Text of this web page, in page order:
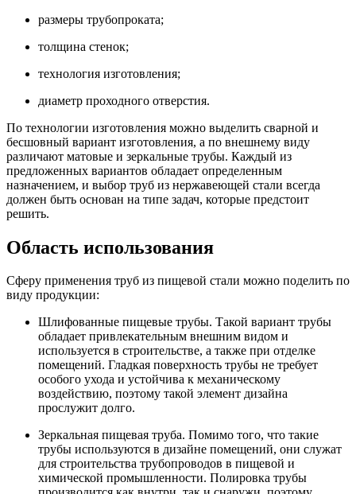
размеры трубопроката;
толщина стенок;
технология изготовления;
диаметр проходного отверстия.
По технологии изготовления можно выделить сварной и
бесшовный вариант изготовления, а по внешнему виду
различают матовые и зеркальные трубы. Каждый из
предложенных вариантов обладает определенным
назначением, и выбор труб из нержавеющей стали всегда
должен быть основан на типе задач, которые предстоит
решить.
Область использования
Сферу применения труб из пищевой стали можно поделить по
виду продукции:
Шлифованные пищевые трубы. Такой вариант трубы
обладает привлекательным внешним видом и
используется в строительстве, а также при отделке
помещений. Гладкая поверхность трубы не требует
особого ухода и устойчива к механическому
воздействию, поэтому такой элемент дизайна
прослужит долго.
Зеркальная пищевая труба. Помимо того, что такие
трубы используются в дизайне помещений, они служат
для строительства трубопроводов в пищевой и
химической промышленности. Полировка трубы